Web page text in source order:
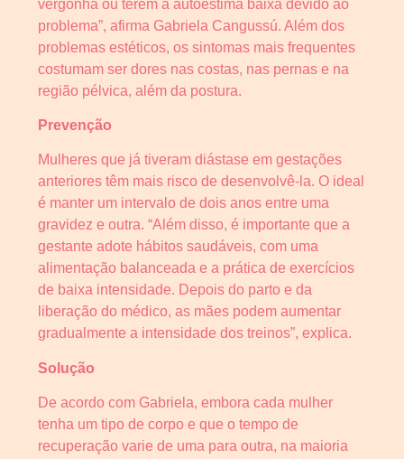
vergonha ou terem a autoestima baixa devido ao
problema”, afirma Gabriela Cangussú. Além dos
problemas estéticos, os sintomas mais frequentes
costumam ser dores nas costas, nas pernas e na
região pélvica, além da postura.
Prevenção
Mulheres que já tiveram diástase em gestações
anteriores têm mais risco de desenvolvê-la. O ideal
é manter um intervalo de dois anos entre uma
gravidez e outra. “Além disso, é importante que a
gestante adote hábitos saudáveis, com uma
alimentação balanceada e a prática de exercícios
de baixa intensidade. Depois do parto e da
liberação do médico, as mães podem aumentar
gradualmente a intensidade dos treinos”, explica.
Solução
De acordo com Gabriela, embora cada mulher
tenha um tipo de corpo e que o tempo de
recuperação varie de uma para outra, na maioria